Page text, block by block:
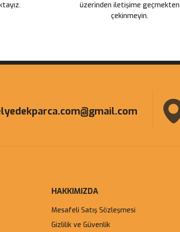
üzerinden iletişime geçmekten
çekinmeyin.
HAKKIMIZDA
Mesafeli Satış Sözleşmesi
Gizlilik ve Güvenlik